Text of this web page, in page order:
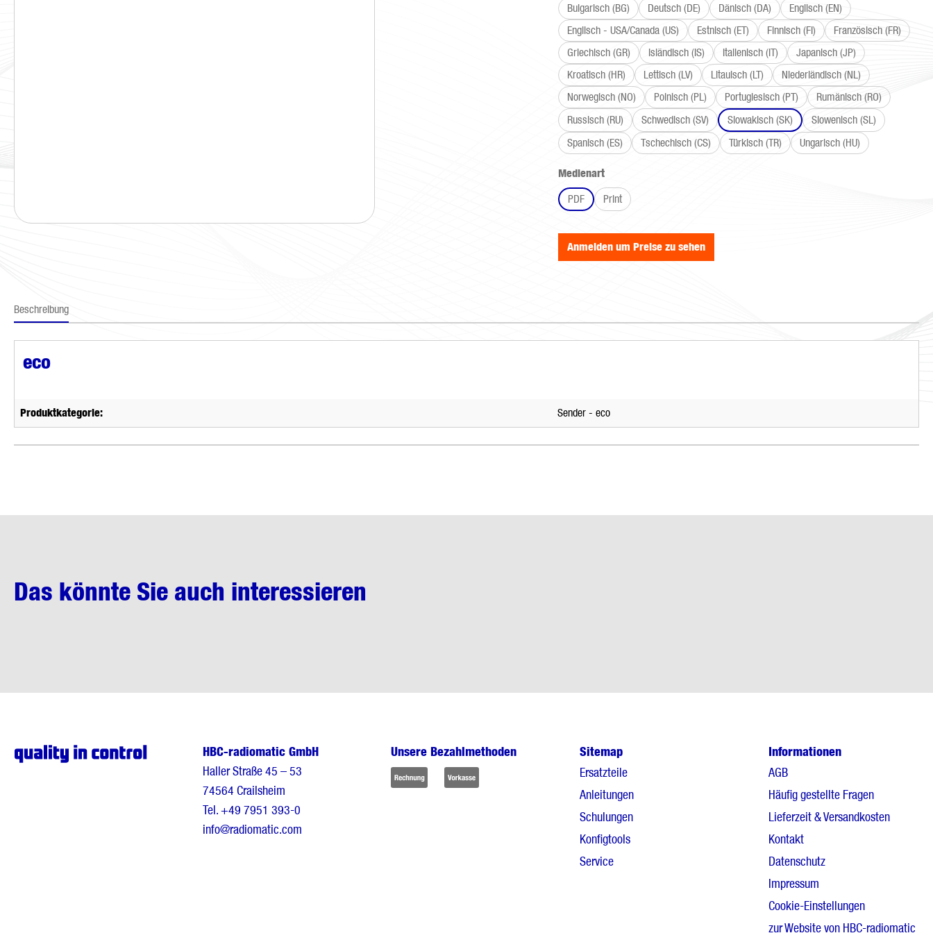
Bulgarisch (BG)
Deutsch (DE) Dänisch (DA)
Englisch (EN)
Englisch - USA/Canada (US)
Estnisch (ET) Finnisch (FI)
Französisch (FR)
Griechisch (GR)
Isländisch (IS) Italienisch (IT)
Japanisch (JP)
Kroatisch (HR)
Lettisch (LV) Litauisch (LT)
Niederländisch (NL)
Norwegisch (NO)
Polnisch (PL) Portugiesisch (PT)
Rumänisch (RO)
Russisch (RU)
Schwedisch (SV) Slowakisch (SK)
Slowenisch (SL)
Spanisch (ES)
Tschechisch (CS) Türkisch (TR) Ungarisch (HU)
Medienartauswählen
PDF
Print
Anmelden um Preise zu sehen
Beschreibung
eco
Produktkategorie: Sender - eco
Das könnte Sie auch interessieren
HBC-radiomatic GmbH
Haller Straße 45 – 53
74564 Crailsheim
Tel.+49 7951 393-0
info@radiomatic.com
Unsere Bezahlmethoden
Sitemap
Ersatzteile
Anleitungen
Schulungen
Konfigtools
Service
Informationen
AGB
Häufig gestellte Fragen
Lieferzeit & Versandkosten
Kontakt
Datenschutz
Impressum
Cookie-Einstellungen
zur Website von HBC-radiomatic